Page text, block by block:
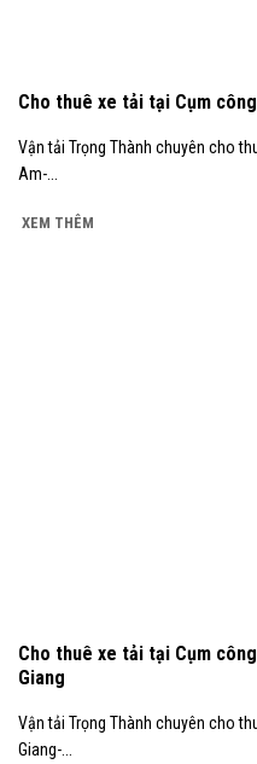
Cho thuê xe tải tại Cụm
Vận tải Trọng Thành chuyên cho
Am-...
XEM THÊM
Cho thuê xe tải tại Cụm
Giang
Vận tải Trọng Thành chuyên cho
Giang-...